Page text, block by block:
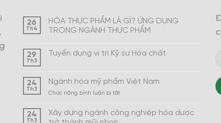
26
Th4
HÓA THỰC PHẨM LÀ GÌ? ỨNG DỤNG
TRONG NGÀNH THỰC PHẨM
29
Th3
Tuyển dụng vị trí Kỹ sư Hóa chất
24
Th3
Ngành hóa mỹ phẩm Việt Nam
Chức năng bình luận bị tắtở
mỹ
24
Th3
Xây dựng ngành công nghiệp hóa dược